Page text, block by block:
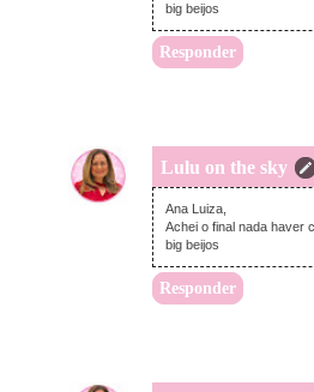
big beijos
Responder
Lulu on the sky
Ana Luiza,
Achei o final nada haver
big beijos
Responder